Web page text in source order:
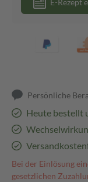
E-Rezept
Persönliche
Heute bestellt
Bei der Einlösung
gesetzlichen